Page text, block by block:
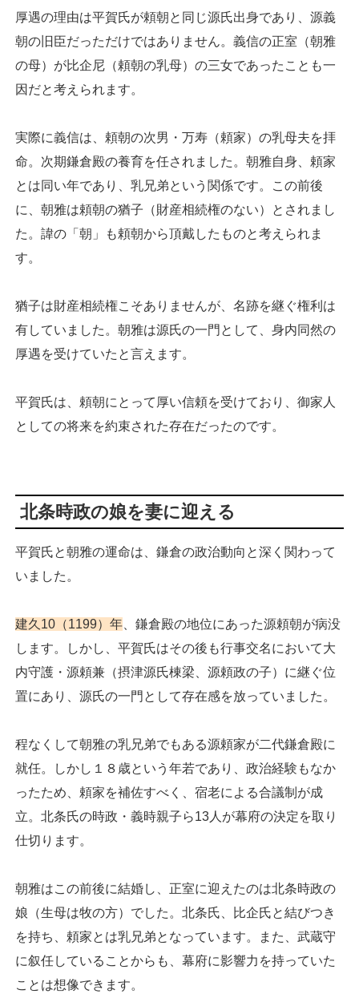
厚遇の理由は平賀氏が頼朝と同じ源氏出身であり、源義
朝の旧臣だっただけではありません。義信の正室（朝雅
の母）が比企尼（頼朝の乳母）の三女であったことも一
因だと考えられます。
実際に義信は、頼朝の次男・万寿（頼家）の乳母夫を拝
命。次期鎌倉殿の養育を任されました。朝雅自身、頼家
とは同い年であり、乳兄弟という関係です。この前後
に、朝雅は頼朝の猶子（財産相続権のない）とされまし
た。諱の「朝」も頼朝から頂戴したものと考えられま
す。
猶子は財産相続権こそありませんが、名跡を継ぐ権利は
有していました。朝雅は源氏の一門として、身内同然の
厚遇を受けていたと言えます。
平賀氏は、頼朝にとって厚い信頼を受けており、御家人
としての将来を約束された存在だったのです。
北条時政の娘を妻に迎える
平賀氏と朝雅の運命は、鎌倉の政治動向と深く関わって
いました。
建久10（1199）年 、鎌倉殿の地位にあった源頼朝が病没
します。しかし、平賀氏はその後も行事交名において大
内守護・源頼兼（摂津源氏棟梁、源頼政の子）に継ぐ位
置にあり、源氏の一門として存在感を放っていました。
程なくして朝雅の乳兄弟でもある源頼家が二代鎌倉殿に
就任。しかし１８歳という年若であり、政治経験もなか
ったため、頼家を補佐すべく、宿老による合議制が成
立。北条氏の時政・義時親子ら13人が幕府の決定を取り
仕切ります。
朝雅はこの前後に結婚し、正室に迎えたのは北条時政の
娘（生母は牧の方）でした。北条氏、比企氏と結びつき
を持ち、頼家とは乳兄弟となっています。また、武蔵守
に叙任していることからも、幕府に影響力を持っていた
ことは想像できます。